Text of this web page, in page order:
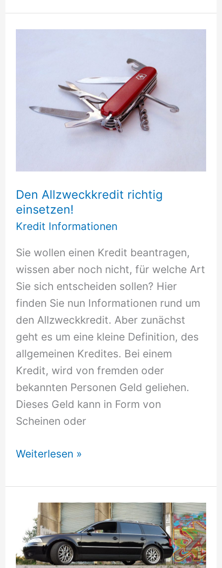
Den Allzweckkredit richtig
einsetzen!
Kredit Informationen
Sie wollen einen Kredit beantragen,
wissen aber noch nicht, für welche Art
Sie sich entscheiden sollen? Hier
finden Sie nun Informationen rund um
den Allzweckkredit. Aber zunächst
geht es um eine kleine Definition, des
allgemeinen Kredites. Bei einem
Kredit, wird von fremden oder
bekannten Personen Geld geliehen.
Dieses Geld kann in Form von
Scheinen oder
Den
richtig
einsetzen!
Weiterlesen »